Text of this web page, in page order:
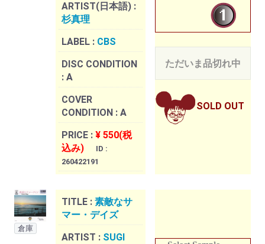
ARTIST(日本語) :
杉真理
LABEL : CBS
DISC CONDITION
: A
COVER
CONDITION : A
PRICE : ¥ 550(税
込み)
ID :
260422191
ただいま品切れ中
SOLD OUT
倉庫
TITLE : 素敵なサ
マー・デイズ
ARTIST : SUGI